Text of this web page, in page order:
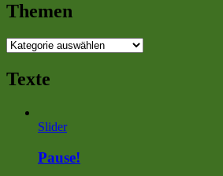
Themen
Themen
Texte
Slider
Pause!